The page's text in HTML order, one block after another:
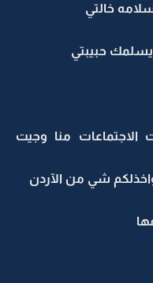
خالتي
يسلمك حبيبتي
منا وجيت
شي من الآردن